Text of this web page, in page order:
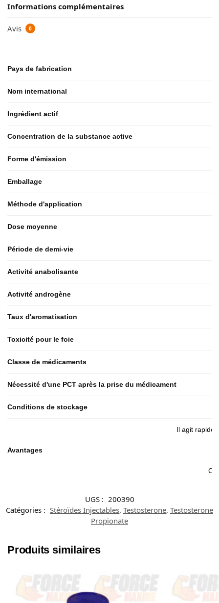
Informations complémentaires
Avis 0
Pays de fabrication
Nom international
Ingrédient actif
Concentration de la substance active
Forme d'émission
Emballage
Méthode d'application
Dose moyenne
Période de demi-vie
Activité anabolisante
Activité androgène
Taux d'aromatisation
Toxicité pour le foie
Classe de médicaments
Nécessité d'une PCT après la prise du médicament
Conditions de stockage
Avantages
Il agit
UGS : 200390
Catégories : Stéroïdes Injectables, Testosterone, Testosterone
Propionate
Produits similaires